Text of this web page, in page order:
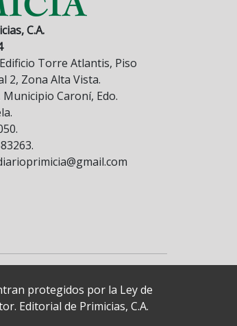
C.A.
Torre Atlantis, Piso
2, Zona Alta Vista.
Municipio Caroní, Edo.
protegidos por la Ley de
Editorial de Primicias, C.A.